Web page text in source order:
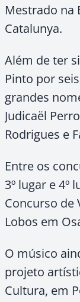
Mestrado na
Catalunya.
Além de ter
Pinto por
grandes
Judicaël
Rodrigues e
Entre os
3º lugar e 4º
Concurso de
Lobos em
O músico
projeto
Cultura, em